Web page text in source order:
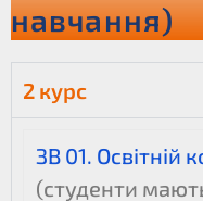
навчання)
2 курс
ЗВ 01. Освітній
(студенти